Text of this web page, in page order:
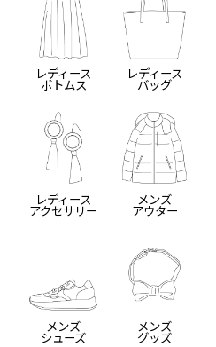
レディース
ボトムス
レディース
バッグ
レディース
アクセサリー
メンズ
アウター
メンズ
シューズ
メンズ
グッズ